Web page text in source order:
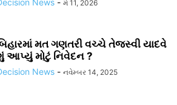
News - મે 11, 2026
મત ગણતરી વચ્ચે તેજસ્વી યાદવે
આપ્યું મોટું નિવેદન ?
News - નવેમ્બર 14, 2025